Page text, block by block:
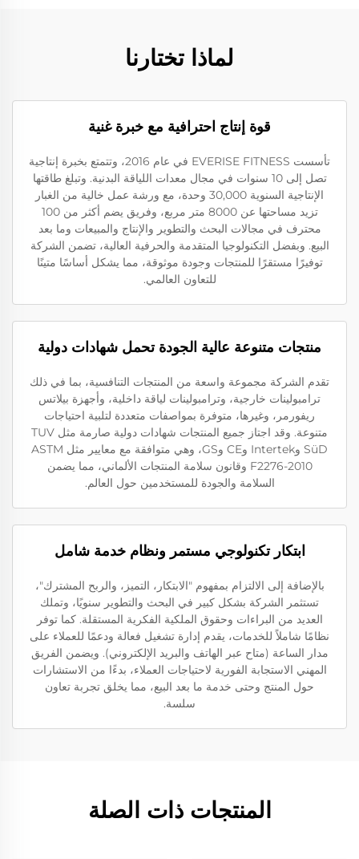
لماذا تختارنا
قوة إنتاج احترافية مع خبرة غنية
تأسست EVERISE FITNESS في عام 2016، وتتمتع بخبرة إنتاجية
تصل إلى 10 سنوات في مجال معدات اللياقة البدنية. وتبلغ طاقتها
الإنتاجية السنوية 30,000 وحدة، مع ورشة عمل خالية من الغبار
تزيد مساحتها عن 8000 متر مربع، وفريق يضم أكثر من 100
محترف في مجالات البحث والتطوير والإنتاج والمبيعات وما بعد
البيع. وبفضل التكنولوجيا المتقدمة والحرفية العالية، تضمن الشركة
توفيرًا مستقرًا للمنتجات وجودة موثوقة، مما يشكل أساسًا متينًا
للتعاون العالمي.
منتجات متنوعة عالية الجودة تحمل شهادات دولية
تقدم الشركة مجموعة واسعة من المنتجات التنافسية، بما في ذلك
ترامبولينات خارجية، وترامبولينات لياقة داخلية، وأجهزة بيلاتس
ريفورمر، وغيرها، متوفرة بمواصفات متعددة لتلبية احتياجات
متنوعة. وقد اجتاز جميع المنتجات شهادات دولية صارمة مثل TUV
SüD وIntertek وCE وGS، وهي متوافقة مع معايير مثل ASTM
F2276-2010 وقانون سلامة المنتجات الألماني، مما يضمن
السلامة والجودة للمستخدمين حول العالم.
ابتكار تكنولوجي مستمر ونظام خدمة شامل
بالإضافة إلى الالتزام بمفهوم "الابتكار، التميز، والربح المشترك"،
تستثمر الشركة بشكل كبير في البحث والتطوير سنويًا، وتملك
العديد من البراءات وحقوق الملكية الفكرية المستقلة. كما توفر
نظامًا شاملاً للخدمات، يقدم إدارة تشغيل فعالة ودعمًا للعملاء على
مدار الساعة (متاح عبر الهاتف والبريد الإلكتروني). ويضمن الفريق
المهني الاستجابة الفورية لاحتياجات العملاء، بدءًا من الاستشارات
حول المنتج وحتى خدمة ما بعد البيع، مما يخلق تجربة تعاون
سلسة.
المنتجات ذات الصلة